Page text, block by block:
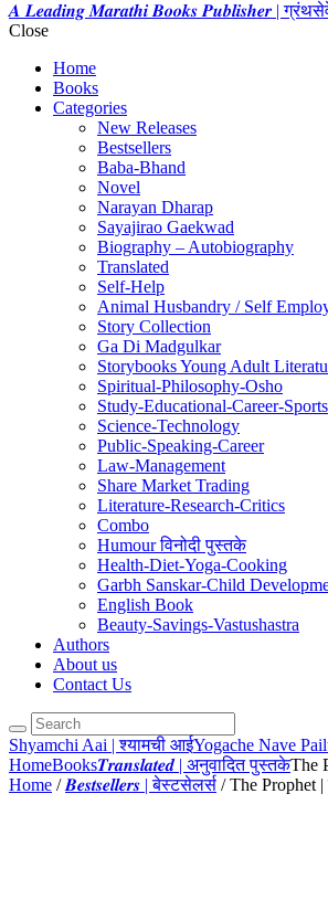
𝑨 𝑳𝒆𝒂𝒅𝒊𝒏𝒈 𝑴𝒂𝒓𝒂𝒕𝒉𝒊 𝑩𝒐𝒐𝒌𝒔 𝑷𝒖𝒃𝒍𝒊𝒔𝒉𝒆𝒓 |
Close
Home
Books
Categories
New Releases
Bestsellers
Baba-Bhand
Novel
Narayan Dharap
Sayajirao Gaekwad
Biography – Autobiography
Translated
Self-Help
Animal Husbandry / Self
Story Collection
Ga Di Madgulkar
Storybooks Young Adult
Spiritual-Philosophy-Osho
Study-Educational-Career-Sports
Science-Technology
Public-Speaking-Career
Law-Management
Share Market Trading
Literature-Research-Critics
Combo
Humour विनोदी पुस्तके
Health-Diet-Yoga-Cooking
Garbh Sanskar-Child
English Book
Beauty-Savings-Vastushastra
Authors
About us
Contact Us
Shyamchi Aai | श्यामची आईYogache Nave
HomeBooks𝑻𝒓𝒂𝒏𝒔𝒍𝒂𝒕𝒆𝒅 | अनुवादित पुस्तकेThe
Home /𝑩𝒆𝒔𝒕𝒔𝒆𝒍𝒍𝒆𝒓𝒔 | बेस्टसेलर्स / The Prophet